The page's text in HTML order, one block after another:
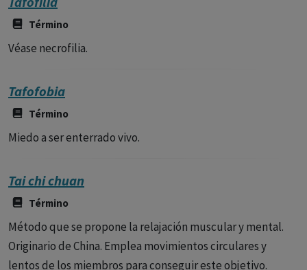
Término
Véase necrofilia.
Tafofobia
Término
Miedo a ser enterrado vivo.
Tai chi chuan
Término
Método que se propone la relajación muscular y mental.
Originario de China. Emplea movimientos circulares y
lentos de los miembros para conseguir este objetivo.